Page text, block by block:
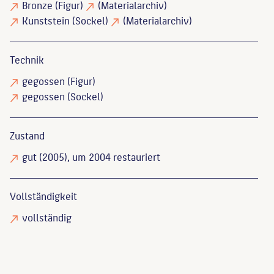
Bronze (Figur)
(Materialarchiv)
Kunststein (Sockel) (Materialarchiv)
Technik
gegossen (Figur)
gegossen (Sockel)
Zustand
gut(2005), um 2004 restauriert
Vollständigkeit
vollständig